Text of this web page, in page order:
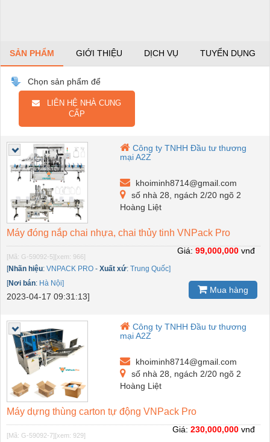
SẢN PHẨM GIỚI THIỆU DỊCH VỤ TUYỂN DỤNG
Chọn sản phẩm để
LIÊN HỆ NHÀ CUNG
CẤP
Công ty TNHH Đầu tư thương
mại A2Z
khoiminh8714@gmail.com
số nhà 28, ngách 2/20 ngõ 2
Hoàng Liệt
Máy đóng nắp chai nhựa, chai thủy tinh VNPack Pro
[Mã: G-59092-5][xem: 966]
[Nhãn hiệu: VNPACK PRO - Xuất xứ: Trung Quốc]
[Nơi bán: Hà Nội]
2023-04-17 09:31:13]
Giá: 99,000,000 vnđ
Mua hàng
Công ty TNHH Đầu tư thương
mại A2Z
khoiminh8714@gmail.com
số nhà 28, ngách 2/20 ngõ 2
Hoàng Liệt
Máy dựng thùng carton tự động VNPack Pro
[Mã: G-59092-7][xem: 929]
Giá: 230,000,000 vnđ